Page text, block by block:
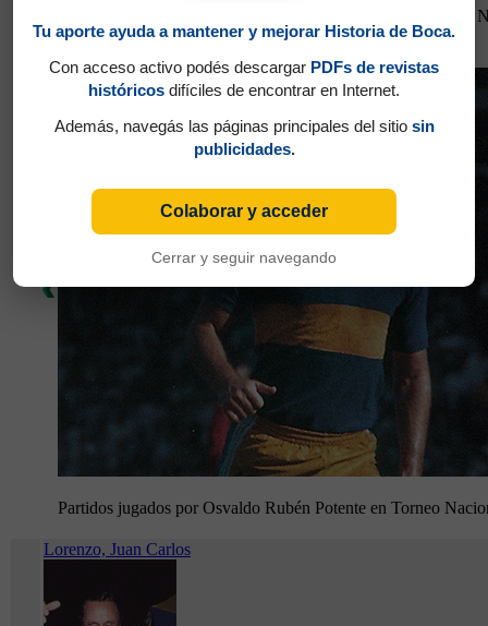
Partidos jugados por Norberto Horacio D´Angelo en Torneo
Potente, Osvaldo Rubén
Partidos jugados por Osvaldo Rubén Potente en Torneo
Lorenzo, Juan Carlos
Tu aporte ayuda a mantener y mejorar Historia de Boca.
Con acceso activo podés descargar PDFs de revistas
históricos difíciles de encontrar en Internet.
Además, navegás las páginas principales del sitio sin
publicidades.
Colaborar y acceder
Cerrar y seguir navegando